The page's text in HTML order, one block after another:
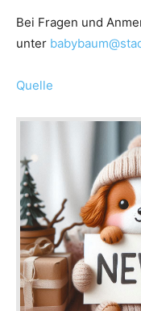
Bei Fragen und
unter
Quelle